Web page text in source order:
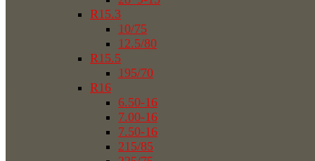
R15.3
10/75
12.5/80
R15.5
195/70
R16
6.50-16
7.00-16
7.50-16
215/85